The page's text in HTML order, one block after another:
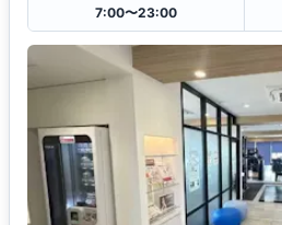
7:00〜23:00